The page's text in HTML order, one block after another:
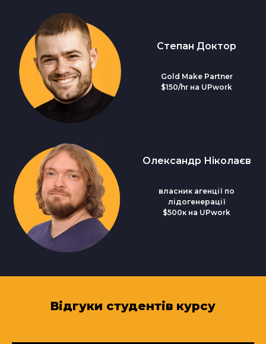
Степан Доктор
Gold Make Partner
$150/hr на UPwork
Олександр Ніколаєв
власник агенції по
лідогенерації
$500к на UPwork
Відгуки студентів курсу